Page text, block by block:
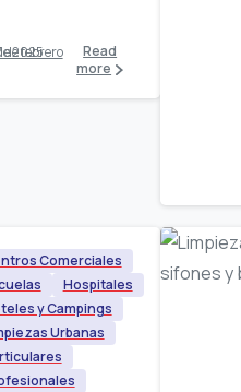
febrero de 2025
Read
more
Comerciales
Hospitales
y Campings
Urbanas